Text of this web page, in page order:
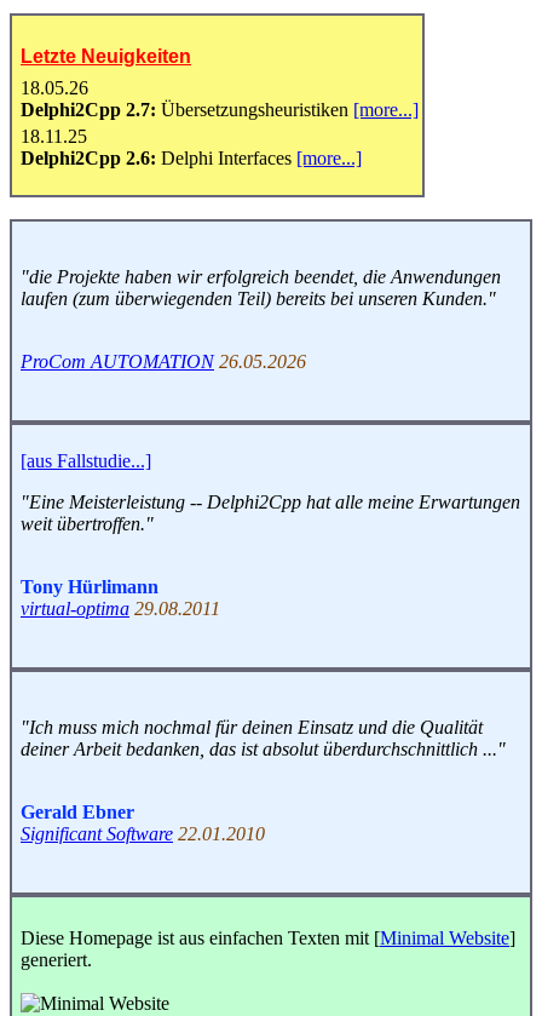
Letzte Neuigkeiten
18.05.26
Delphi2Cpp 2.7: Übersetzungsheuristiken [more...]
18.11.25
Delphi2Cpp 2.6: Delphi Interfaces [more...]
"die Projekte haben wir erfolgreich beendet, die Anwendungen
laufen (zum überwiegenden Teil) bereits bei unseren Kunden."
ProCom AUTOMATION26.05.2026
[aus Fallstudie...]
"Eine Meisterleistung -- Delphi2Cpp hat alle meine Erwartungen
weit übertroffen."
Tony Hürlimann
virtual-optima 29.08.2011
"Ich muss mich nochmal für deinen Einsatz und die Qualität
deiner Arbeit bedanken, das ist absolut überdurchschnittlich ..."
Gerald Ebner
Significant Software 22.01.2010
Diese Homepage ist aus einfachen Texten mit [Minimal Website]
generiert.